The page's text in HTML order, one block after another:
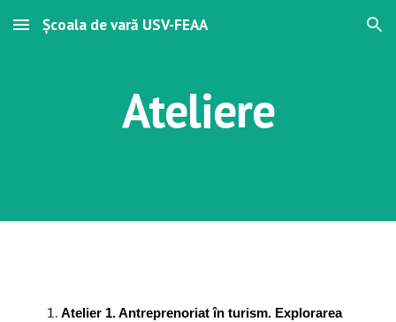
Skip to main content Skip to navigation
Școala de vară USV-FEAA
Ateliere
Atelier 1. Antreprenoriat în turism. Explorarea